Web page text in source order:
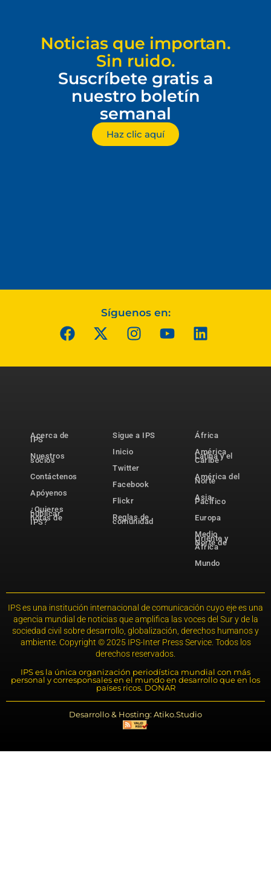
Noticias que importan.
Sin ruido.
Suscríbete gratis a
nuestro boletín
semanal
Haz clic aquí
Síguenos en:
Acerca de
IPS
Nuestros
socios
Contáctenos
Apóyenos
¿Quieres
publicar
notas de
IPS?
Sigue a IPS
Inicio
Twitter
Facebook
Flickr
Reglas de
comunidad
África
América
Latina y el
Caribe
América del
Norte
Asia-
Pacífico
Europa
Medio
Oriente y
Norte de
África
Mundo
IPS es una institución internacional de comunicación cuyo eje es una
agencia mundial de noticias que amplifica las voces del Sur y de la
sociedad civil sobre desarrollo, globalización, derechos humanos y
ambiente. Copyright © 2025 IPS-Inter Press Service. Todos los
derechos reservados.
IPS es la única organización periodística mundial con más
personal y corresponsales en el mundo en desarrollo que en los
países ricos. DONAR
Desarrollo & Hosting: Atiko.Studio